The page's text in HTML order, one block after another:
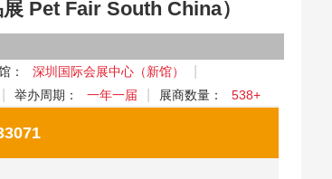
Pet Fair South China）
：
深圳国际会展中心（新馆）
举办周期： 一年一届 展商数量： 538+